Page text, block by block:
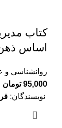
کتاب
اساس
روانشناسی و
95,000 تومان
نویسندگان: